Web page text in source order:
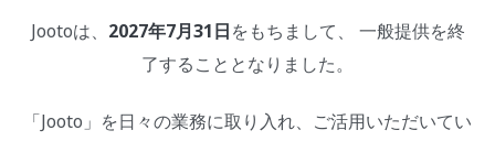
Jootoは、 2027年7月31日をもちまして、 一般提供を終
了することとなりました。
「Jooto」を日々の業務に取り入れ、ご活用いただいてい